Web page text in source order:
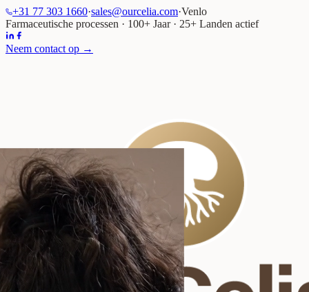
+31 77 303 1660·sales@ourcelia.com·Venlo
Farmaceutische processen · 100+ Jaar· 25+ Landen actief
Neem contact op →